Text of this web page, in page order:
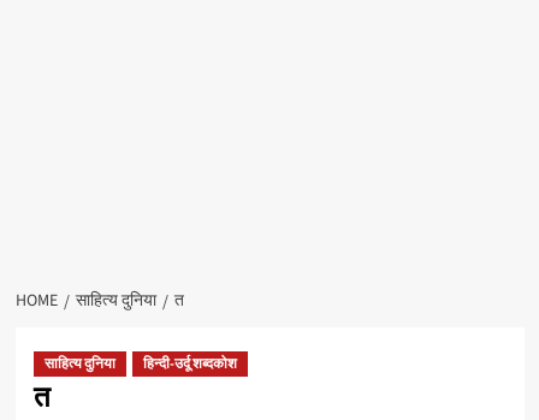
HOME साहित्य दुनिया त
साहित्य दुनिया हिन्दी-उर्दू शब्दकोश
त